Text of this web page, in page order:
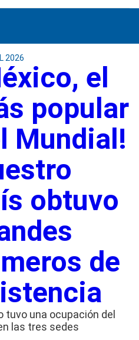
2026
el
popular
Mundial!
obtuvo
de
tuvo una ocupación del
las tres sedes